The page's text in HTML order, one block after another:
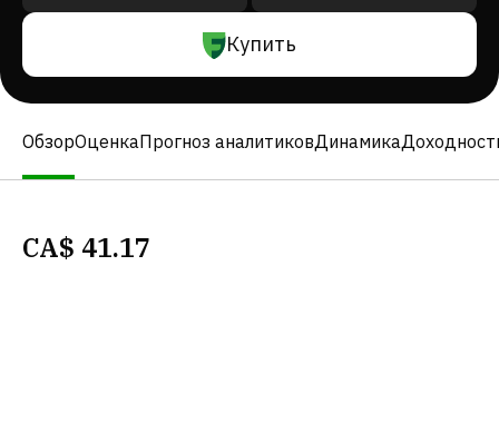
Купить
ОбзорОценкаПрогноз аналитиковДинамика
CA$ 41.17